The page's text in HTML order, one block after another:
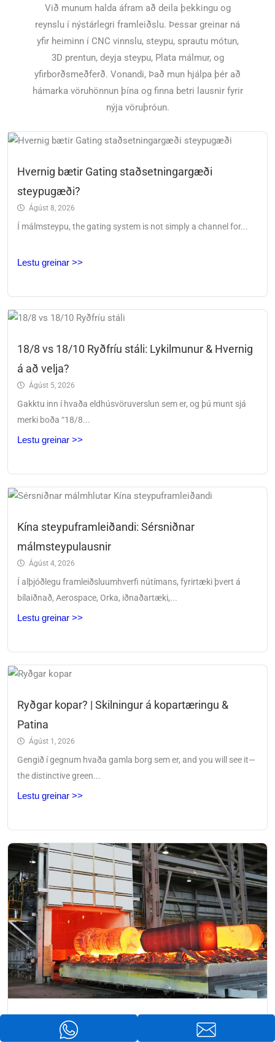
Við munum halda áfram að deila þekkingu og
reynslu í nýstárlegri framleiðslu. Þessar greinar ná
yfir heiminn í CNC vinnslu, steypu, sprautu mótun,
3D prentun, deyja steypu, Plata málmur, og
yfirborðsmeðferð. Vonandi, Það mun hjálpa þér að
hámarka vöruhönnun þína og finna betri lausnir fyrir
nýja vöruþróun.
Hvernig bætir Gating staðsetningargæði
steypugæði?
Ágúst 8, 2026
Í málmsteypu, the gating system is not simply a channel for...
Lestu greinar >>
18/8 vs 18/10 Ryðfríu stáli: Lykilmunur & Hvernig
á að velja?
Ágúst 5, 2026
Gakktu inn í hvaða eldhúsvöruverslun sem er, og þú munt sjá
merki boða “18/8...
Lestu greinar >>
Kína steypuframleiðandi: Sérsniðnar
málmsteypulausnir
Ágúst 4, 2026
Í alþjóðlegu framleiðsluumhverfi nútímans, fyrirtæki þvert á
bílaiðnað, Aerospace, Orka, iðnaðartæki,...
Lestu greinar >>
Ryðgar kopar? | Skilningur á kopartæringu &
Patina
Ágúst 1, 2026
Gengið í gegnum hvaða gamla borg sem er, and you will see it—
the distinctive green...
Lestu greinar >>
Hvernig léttir glæðing álagi og bætir vélhæfni?
Júlí 31, 2026